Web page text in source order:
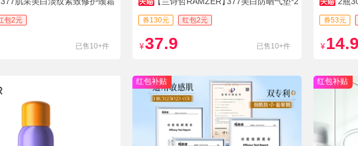
包2元
已售10+件
盒券130元 红包2元
¥37.9 已售10+件
券53元
¥ 14.9
红包补贴 红包补贴